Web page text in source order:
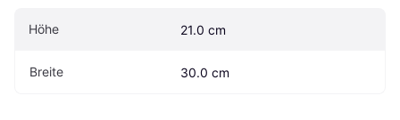
Höhe 21.0 cm
Breite 30.0 cm